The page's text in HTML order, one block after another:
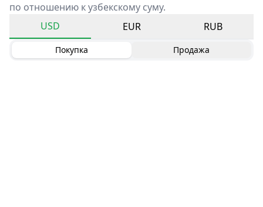
по отношению к узбекскому суму.
USD
EUR RUB
Покупка Продажа